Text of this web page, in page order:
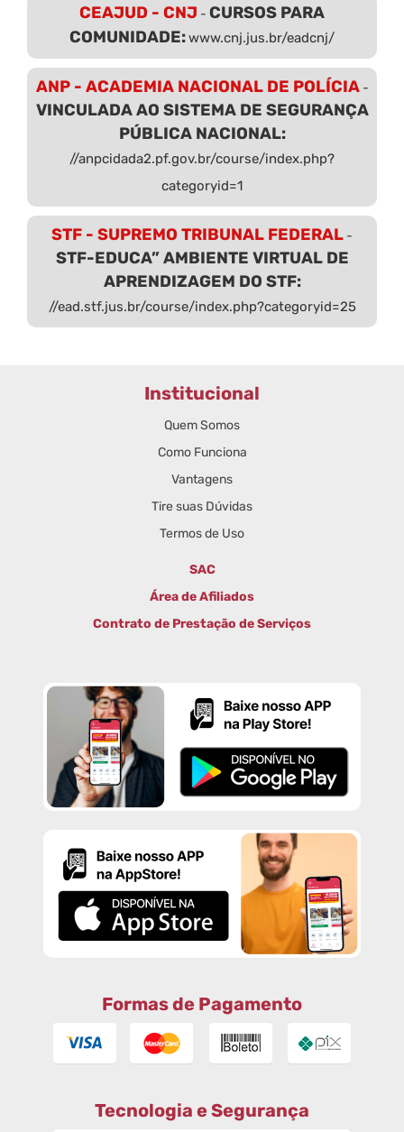
CEAJUD - CNJ - CURSOS PARA
COMUNIDADE:www.cnj.jus.br/eadcnj/
ANP - ACADEMIA NACIONAL DE POLÍCIA-
VINCULADA AO SISTEMA DE SEGURANÇA
PÚBLICA NACIONAL:
//anpcidada2.pf.gov.br/course/index.php?
categoryid=1
STF - SUPREMO TRIBUNAL FEDERAL -
STF-EDUCA” AMBIENTE VIRTUAL DE
APRENDIZAGEM DO STF:
//ead.stf.jus.br/course/index.php?categoryid=25
Institucional
Quem Somos
Como Funciona
Vantagens
Tire suas Dúvidas
Termos de Uso
SAC
Área de Afiliados
Contrato de Prestação de Serviços
Formas de Pagamento
Tecnologia e Segurança